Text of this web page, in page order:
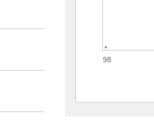
98